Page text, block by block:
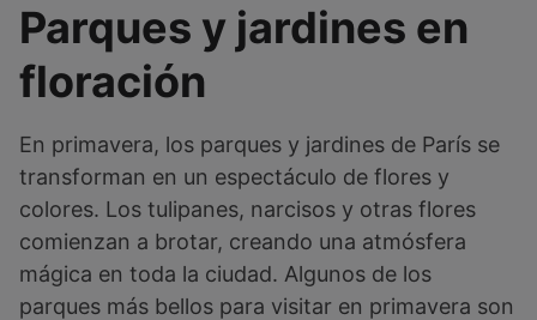
Parques y jardines en
floración
En primavera, los parques y jardines de París se
transforman en un espectáculo de flores y
colores. Los tulipanes, narcisos y otras flores
comienzan a brotar, creando una atmósfera
mágica en toda la ciudad. Algunos de los
parques más bellos para visitar en primavera son